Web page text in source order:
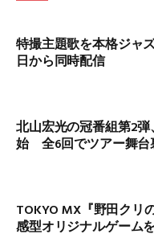
特撮主題歌を本格ジャ
日から同時配信
北山宏光の冠番組第2
始 全6回でツアー舞台
TOKYO MX『野田クリ
感型オリジナルゲーム